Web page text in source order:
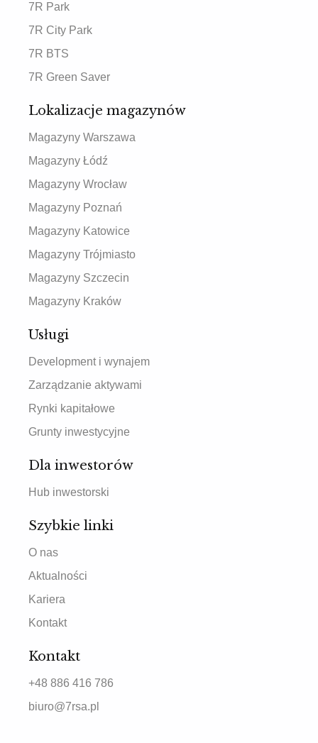
7R Park
7R City Park
7R BTS
7R Green Saver
Lokalizacje magazynów
Magazyny Warszawa
Magazyny Łódź
Magazyny Wrocław
Magazyny Poznań
Magazyny Katowice
Magazyny Trójmiasto
Magazyny Szczecin
Magazyny Kraków
Usługi
Development i wynajem
Zarządzanie aktywami
Rynki kapitałowe
Grunty inwestycyjne
Dla inwestorów
Hub inwestorski
Szybkie linki
O nas
Aktualności
Kariera
Kontakt
Kontakt
+48 886 416 786
biuro@7rsa.pl